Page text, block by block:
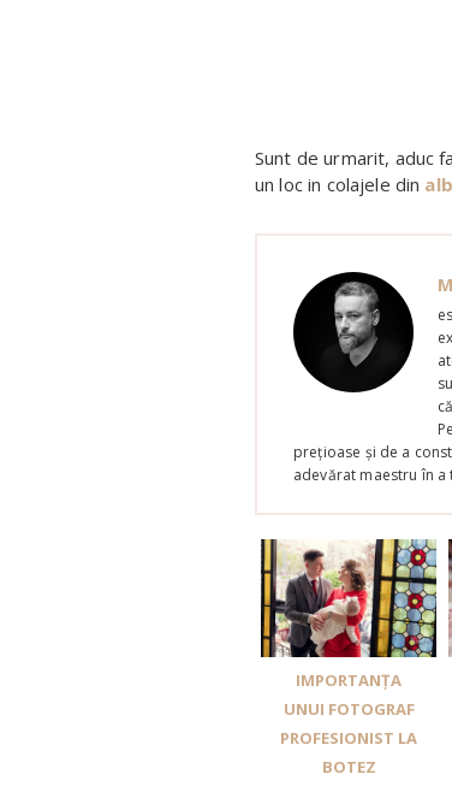
Sunt de urmarit, aduc
un loc in colajele din
prețioase și de a
adevărat maestru în
IMPORTANȚA
UNUI FOTOGRAF
PROFESIONIST LA
BOTEZ